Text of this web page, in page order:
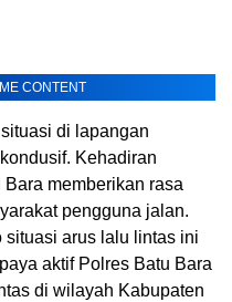
CONTENT
di lapangan
Kehadiran
memberikan rasa
pengguna jalan.
situasi arus lalu lintas ini
aktif Polres Batu Bara
di wilayah Kabupaten